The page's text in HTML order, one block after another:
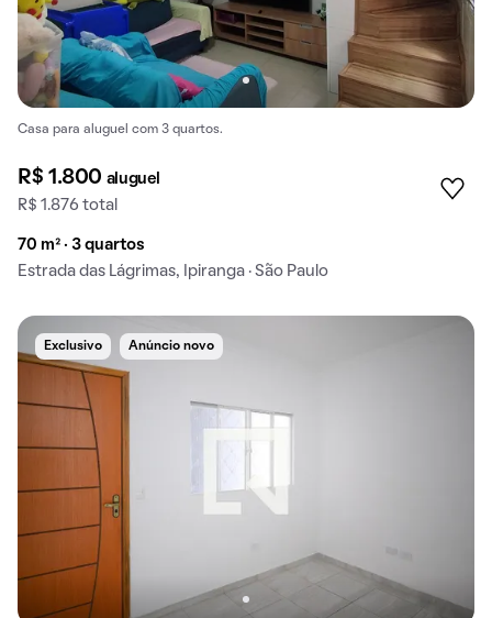
Casa para aluguel com 3 quartos.
R$ 1.800 aluguel
R$ 1.876 total
70 m² · 3 quartos
Estrada das Lágrimas, Ipiranga · São Paulo
Exclusivo Anúncio novo